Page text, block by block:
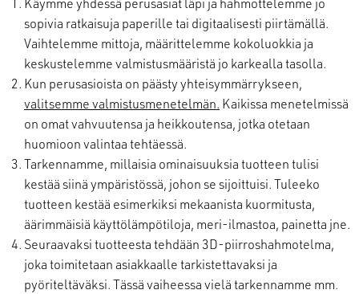
sopivia ratkaisuja paperille tai digitaalisesti piirtämällä.
Vaihtelemme mittoja, määrittelemme kokoluokkia ja
keskustelemme valmistusmääristä jo karkealla tasolla.
Kun perusasioista on päästy yhteisymmärrykseen,
valitsemme valmistusmenetelmän. Kaikissa menetelmissä
on omat vahvuutensa ja heikkoutensa, jotka otetaan
huomioon valintaa tehtäessä.
Tarkennamme, millaisia ominaisuuksia tuotteen tulisi
kestää siinä ympäristössä, johon se sijoittuisi. Tuleeko
tuotteen kestää esimerkiksi mekaanista kuormitusta,
äärimmäisiä käyttölämpötiloja, meri-ilmastoa, painetta jne.
Seuraavaksi tuotteesta tehdään 3D-piirroshahmotelma,
joka toimitetaan asiakkaalle tarkistettavaksi ja
pyöriteltäväksi. Tässä vaiheessa vielä tarkennamme mm.